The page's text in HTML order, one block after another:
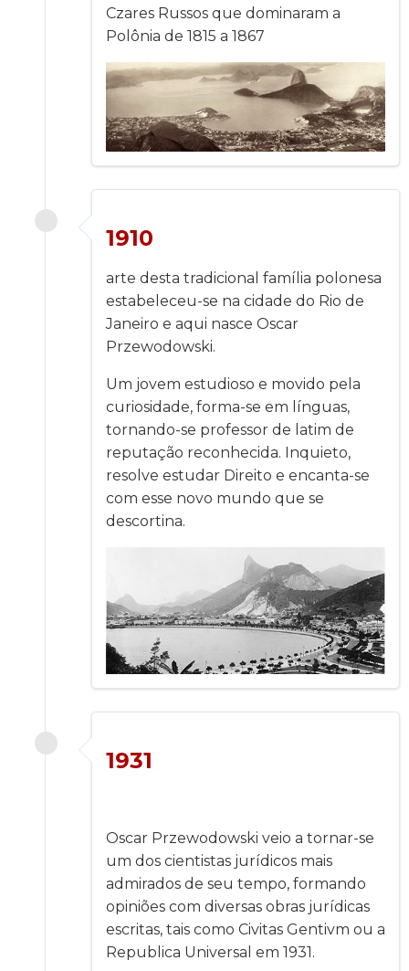
Czares Russos que dominaram a
Polônia de 1815 a 1867
1910
arte desta tradicional família polonesa
estabeleceu-se na cidade do Rio de
Janeiro e aqui nasce Oscar
Przewodowski.
Um jovem estudioso e movido pela
curiosidade, forma-se em línguas,
tornando-se professor de latim de
reputação reconhecida. Inquieto,
resolve estudar Direito e encanta-se
com esse novo mundo que se
descortina.
1931
Oscar Przewodowski veio a tornar-se
um dos cientistas jurídicos mais
admirados de seu tempo, formando
opiniões com diversas obras jurídicas
escritas, tais como Civitas Gentivm ou a
Republica Universal em 1931.